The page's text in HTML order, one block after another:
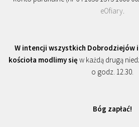
eOfiary.
W intencji wszystkich Dobrodziejów
kościoła modlimy się w każdą drugą
o godz. 12.30.
Bóg zapłać!